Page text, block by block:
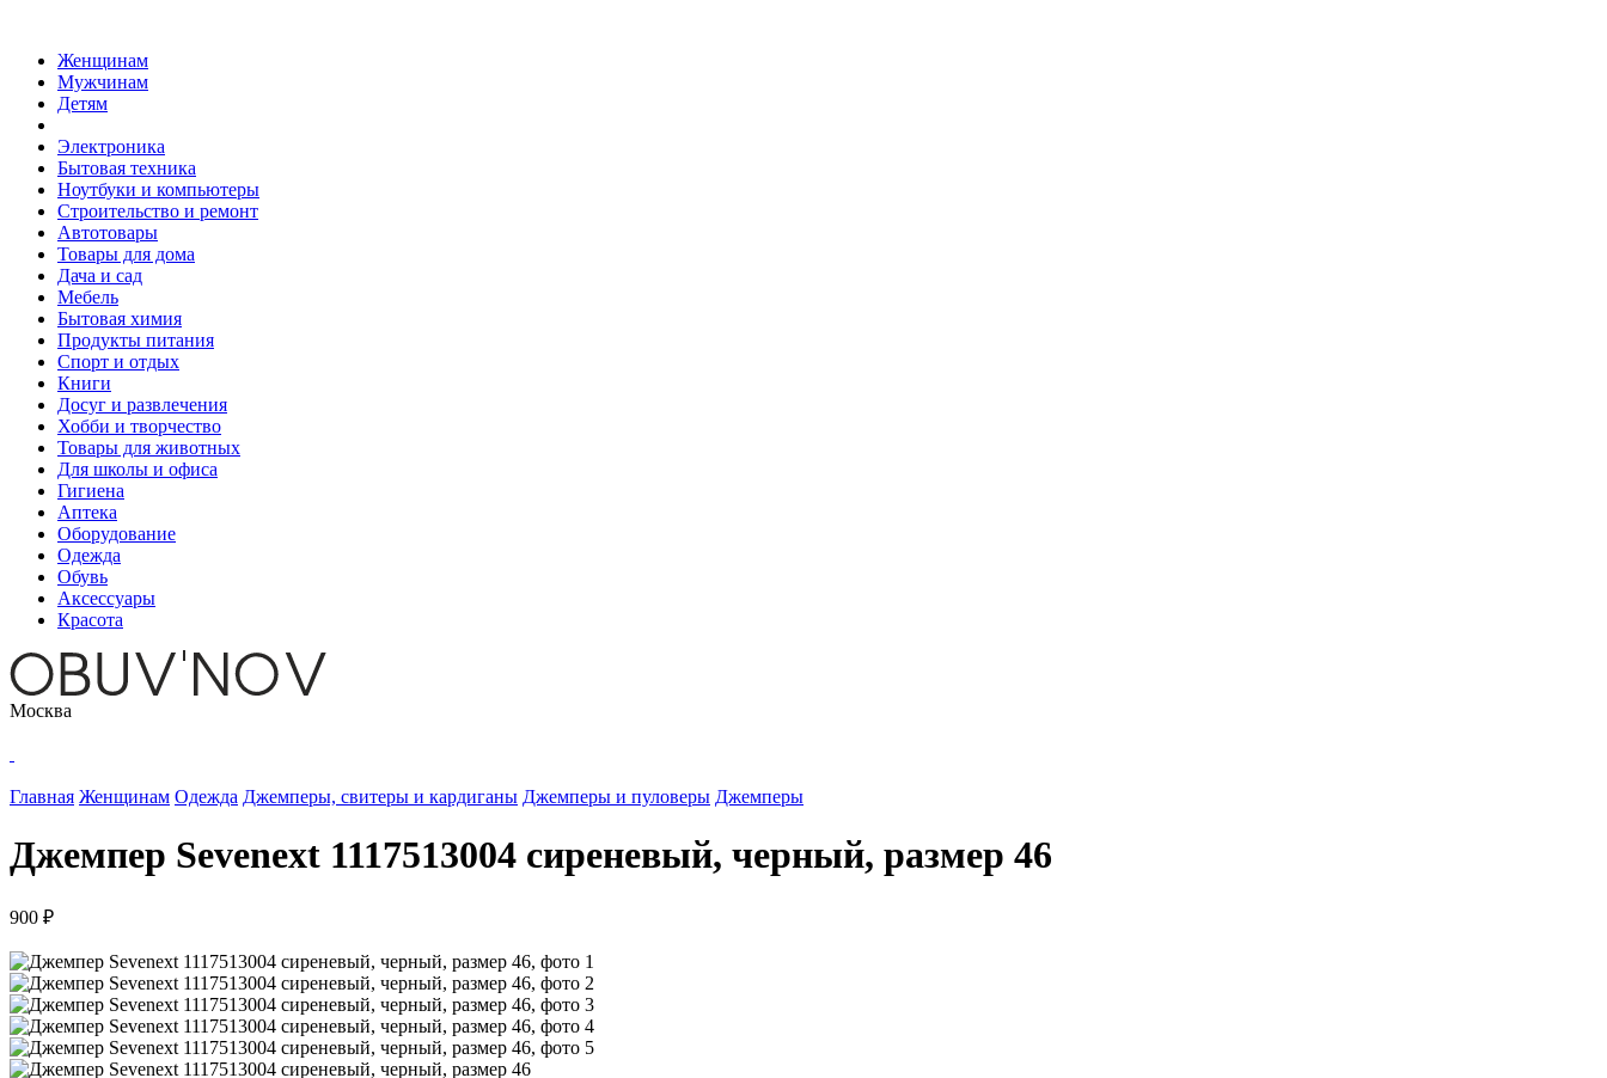
Женщинам
Мужчинам
Детям
Электроника
Бытовая техника
Ноутбуки и компьютеры
Строительство и ремонт
Автотовары
Товары для дома
Дача и сад
Мебель
Бытовая химия
Продукты питания
Спорт и отдых
Книги
Досуг и развлечения
Хобби и творчество
Товары для животных
Для школы и офиса
Гигиена
Аптека
Оборудование
Одежда
Обувь
Аксессуары
Красота
Москва
Главная Женщинам Одежда Джемперы, свитеры и кардиганы Джемперы и пуловеры Джемперы
Джемпер Sevenext 1117513004 сиреневый, черный, размер 46
900 ₽